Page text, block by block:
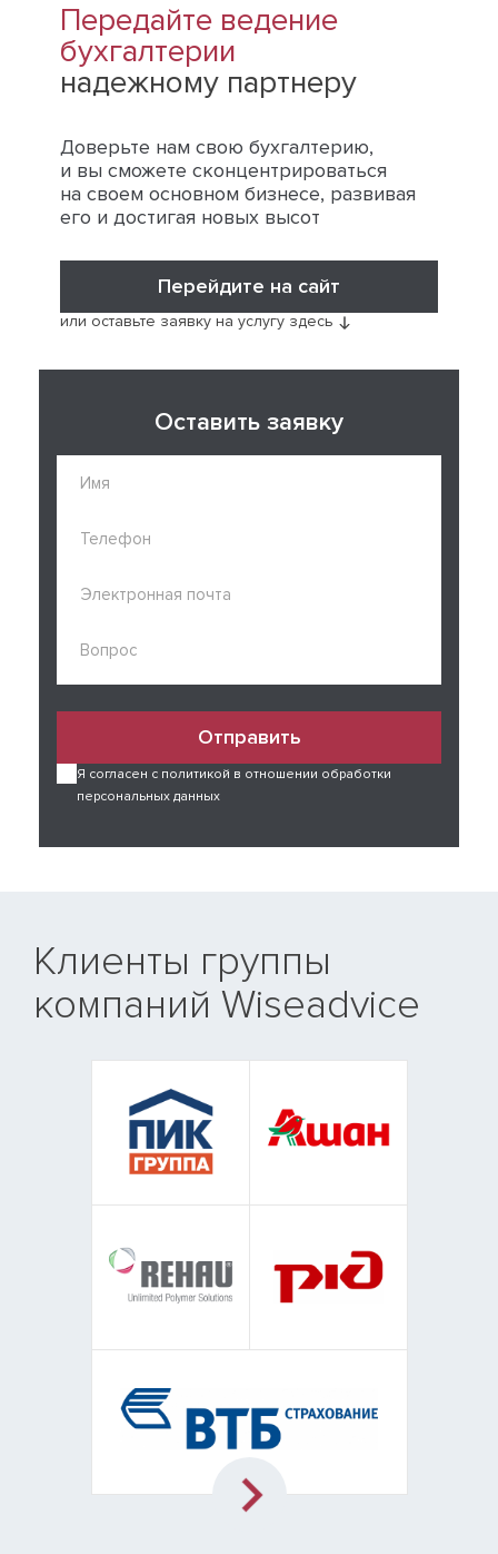
Передайте ведение
бухгалтерии
надежному партнеру
Доверьте нам свою бухгалтерию,
и вы сможете сконцентрироваться
на своем основном бизнесе, развивая
его и достигая новых высот
Перейдите на сайт
или оставьте заявку на услугу здесь
Оставить заявку
Отправить
Я согласен с политикой в отношении обработки
персональных данных
Клиенты группы
компаний Wiseadvice